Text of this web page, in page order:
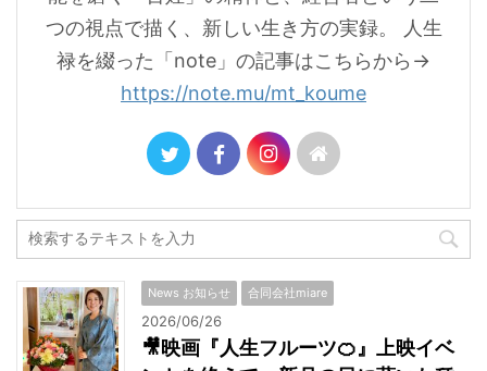
つの視点で描く、新しい生き方の実録。 人生
禄を綴った「note」の記事はこちらから→
https://note.mu/mt_koume
News お知らせ 合同会社miare
2026/06/26
🎥映画『人生フルーツ🍊』上映イベ